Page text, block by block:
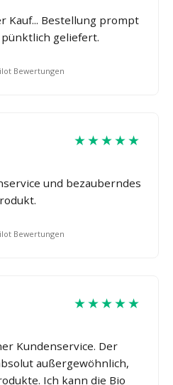
Kauf... Bestellung prompt
geliefert.
Bewertungen
★★★★★
und bezauberndes
Bewertungen
★★★★★
Kundenservice. Der
außergewöhnlich,
Ich kann die Bio